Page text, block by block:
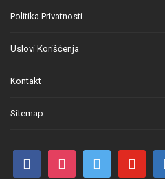
Politika Privatnosti
Uslovi Korišćenja
Kontakt
Sitemap